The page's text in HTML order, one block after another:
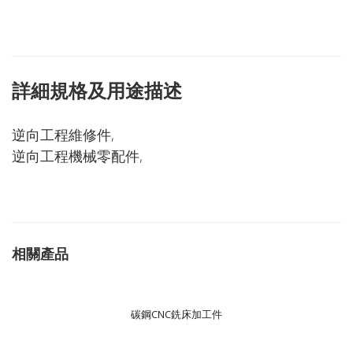
詳細規格及用途描述
逆向工程維修件,
逆向工程機械零配件,
相關產品
碳鋼CNC銑床加工件